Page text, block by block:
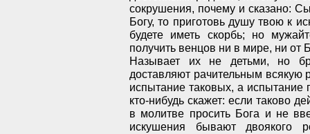
сокрушения, почему и сказано:
Богу, то приготовь душу твою к
будете иметь скорбь; но
получить венцов ни в мире, ни от
Называет их не детьми, но
доставляют рачительным всякую
испытание таковых, а
кто-нибудь скажет: если таково
в молитве просить Бога и не
искушения бывают двоякого